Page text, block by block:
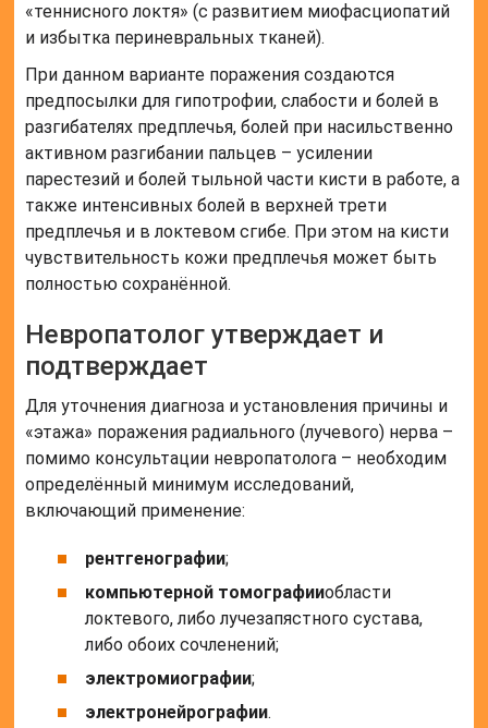
«теннисного локтя» (с развитием миофасциопатий
и избытка периневральных тканей).
При данном варианте поражения создаются
предпосылки для гипотрофии, слабости и болей в
разгибателях предплечья, болей при насильственно
активном разгибании пальцев – усилении
парестезий и болей тыльной части кисти в работе, а
также интенсивных болей в верхней трети
предплечья и в локтевом сгибе. При этом на кисти
чувствительность кожи предплечья может быть
полностью сохранённой.
Невропатолог утверждает и
подтверждает
Для уточнения диагноза и установления причины и
«этажа» поражения радиального (лучевого) нерва –
помимо консультации невропатолога – необходим
определённый минимум исследований,
включающий применение:
рентгенографии;
компьютерной томографииобласти
локтевого, либо лучезапястного сустава,
либо обоих сочленений;
электромиографии;
электронейрографии.